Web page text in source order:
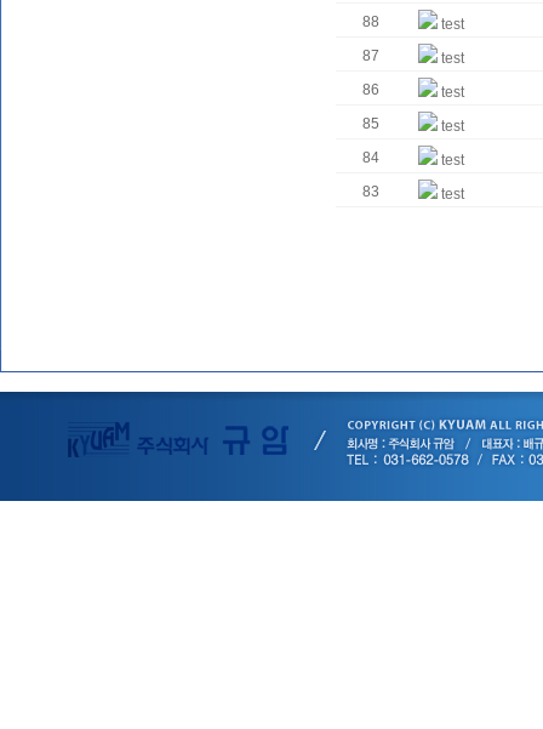
88
test
87
test
86
test
85
test
84
test
83
test